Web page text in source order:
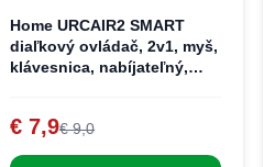
Home URCAIR2 SMART
diaľkový ovládač, 2v1, myš,
klávesnica, nabíjateľný,
€ 7,9€ 9,0